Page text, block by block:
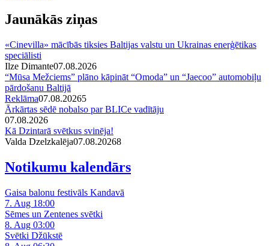
Jaunākās ziņas
«Cinevilla» mācībās tiksies Baltijas valstu un Ukrainas enerģētikas
speciālisti
Ilze Dimante07.08.2026
“Mūsa Mežciems” plāno kāpināt “Omoda” un “Jaecoo” automobiļu
pārdošanu Baltijā
Reklāma07.08.20265
Ārkārtas sēdē nobalso par BLICe vadītāju
07.08.2026
Kā Dzintarā svētkus svinēja!
Valda Dzelzkalēja07.08.20268
Notikumu kalendārs
Gaisa balonu festivāls Kandavā
7. Aug 18:00
Sēmes un Zentenes svētki
8. Aug 03:00
Svētki Džūkstē